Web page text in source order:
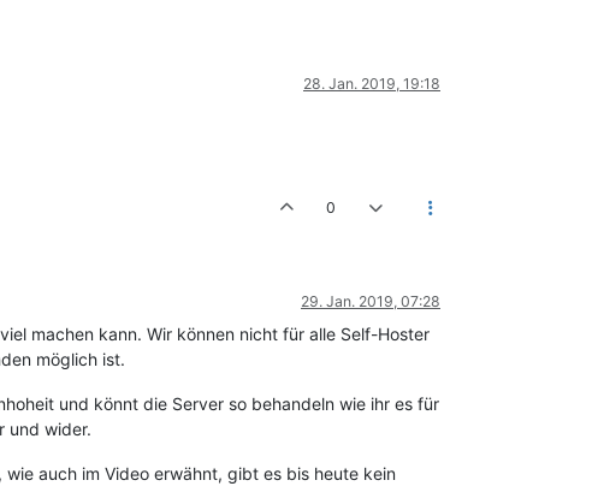
28. Jan. 2019, 19:18
0
29. Jan. 2019, 07:28
machen kann. Wir können nicht für alle Self-Hoster
möglich ist.
und könnt die Server so behandeln wie ihr es für
und wider.
auch im Video erwähnt, gibt es bis heute kein